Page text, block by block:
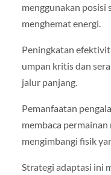
menggunakan posisi
menghemat energi.
Peningkatan
umpan kritis dan
jalur panjang.
Pemanfaatan
membaca
mengimbangi fisik
Strategi adaptasi ini